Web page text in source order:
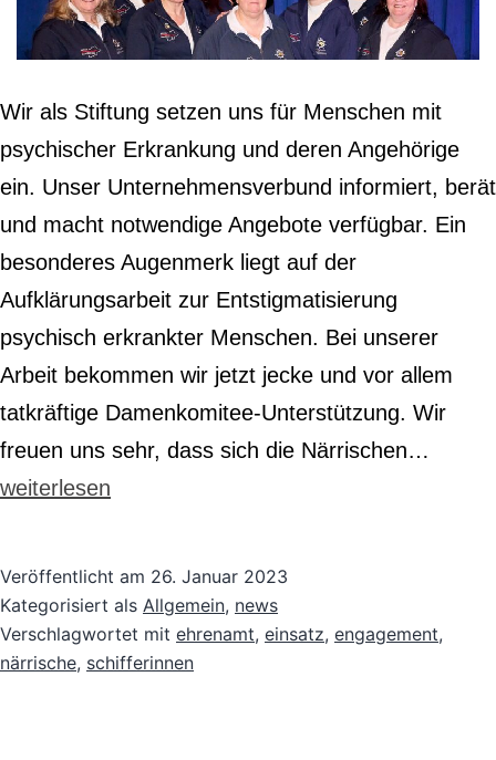
Wir als Stiftung setzen uns für Menschen mit
psychischer Erkrankung und deren Angehörige
ein. Unser Unternehmensverbund informiert, berät
und macht notwendige Angebote verfügbar. Ein
besonderes Augenmerk liegt auf der
Aufklärungsarbeit zur Entstigmatisierung
psychisch erkrankter Menschen. Bei unserer
Arbeit bekommen wir jetzt jecke und vor allem
tatkräftige Damenkomitee-Unterstützung. Wir
freuen uns sehr, dass sich die Närrischen…
unsere
weiterlesen
Veröffentlicht am 26. Januar 2023
Kategorisiert als Allgemein, news
Verschlagwortet mit ehrenamt, einsatz, engagement,
närrische, schifferinnen